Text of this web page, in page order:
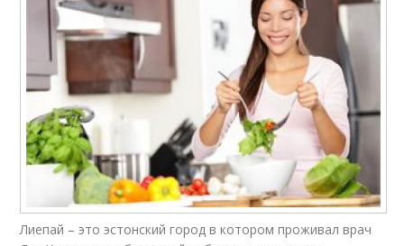
Лиепай – это эстонский город в котором проживал врач